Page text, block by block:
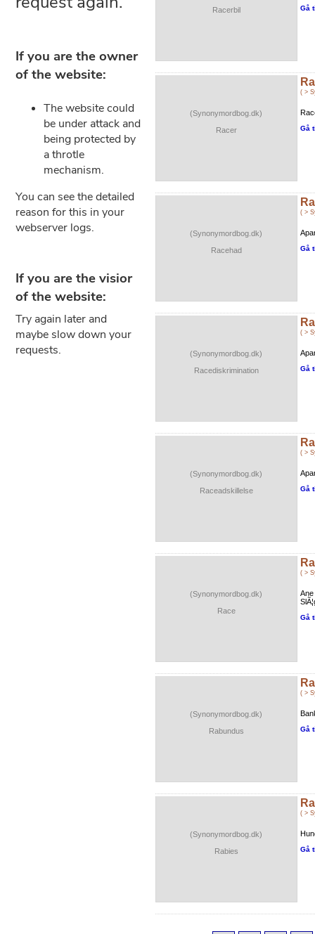
Racerbil
Gå
(Synonymordbog.dk)
Racer
( >
Gå
(Synonymordbog.dk)
Racehad
( >
Gå
(Synonymordbog.dk)
Racediskrimination
( >
Gå
(Synonymordbog.dk)
Raceadskillelse
( >
Gå
(Synonymordbog.dk)
Race
( >
Gå
(Synonymordbog.dk)
Rabundus
( >
Gå
(Synonymordbog.dk)
Rabies
( >
Gå